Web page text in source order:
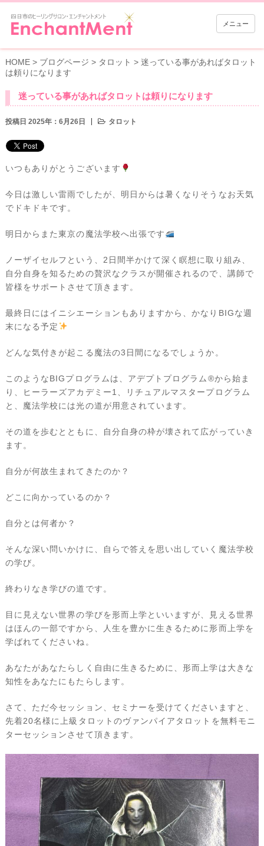
メニュー
HOME> ブログページ > タロット > 迷っている事があればタロット
は頼りになります
迷っている事があればタロットは頼りになります
投稿日 2025年：6月26日 タロット
いつもありがとうございます
今日は激しい雷雨でしたが、明日からは暑くなりそうなお天気
でドキドキです。
明日からまた東京の魔法学校へ出張です
ノーザイセルフという、2日間半かけて深く瞑想に取り組み、
自分自身を知るための贅沢なクラスが開催されるので、講師で
皆様をサポートさせて頂きます。
最終日にはイニシエーションもありますから、かなりBIGな週
末になる予定
どんな気付きが起こる魔法の3日間になるでしょうか。
このようなBIGプログラムは、アデプトプログラム®から始ま
り、ヒーラーズアカデミー1、リチュアルマスタープログラム
と、魔法学校には光の道が用意されています。
その道を歩むとともに、自分自身の枠が壊されて広がっていき
ます。
自分が何故生まれてきたのか？
どこに向かっているのか？
自分とは何者か？
そんな深い問いかけに、自らで答えを思い出していく魔法学校
の学び。
終わりなき学びの道です。
目に見えない世界の学びを形而上学といいますが、見える世界
はほんの一部ですから、人生を豊かに生きるために形而上学を
学ばれてくださいね。
あなたがあなたらしく自由に生きるために、形而上学は大きな
知性をあなたにもたらします。
さて、ただ今セッション、セミナーを受けてくださいますと、
先着20名様に上級タロットのヴァンパイアタロットを無料モニ
ターセッションさせて頂きます。